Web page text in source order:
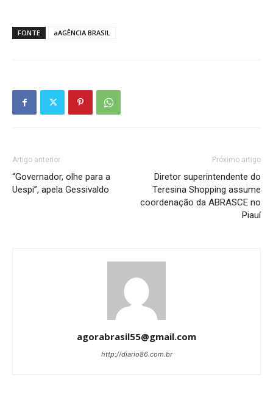
FONTE aAGÊNCIA BRASIL
Artigo anterior
“Governador, olhe para a
Uespi”, apela Gessivaldo
Próximo artigo
Diretor superintendente do
Teresina Shopping assume
coordenação da ABRASCE no
Piauí
agorabrasil55@gmail.com
http://diario86.com.br